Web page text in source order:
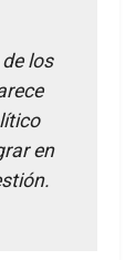
los
en